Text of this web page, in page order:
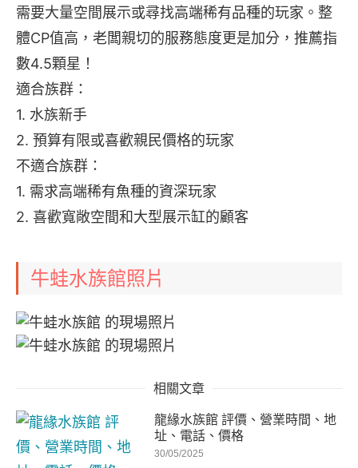
需要大量空間展示或尋找高端稀有品種的玩家。整
體CP值高，老闆親切的服務態度更是加分，推薦指
數4.5顆星！
適合族群：
1. 水族新手
2. 預算有限或喜歡親民價格的玩家
不適合族群：
1. 需求高端稀有魚種的資深玩家
2. 喜歡寬敞空間和大型展示缸的顧客
牛蛙水族館照片
相關文章
龍緣水族館 評價、營業時間、地
址、電話、價格
30/05/2025